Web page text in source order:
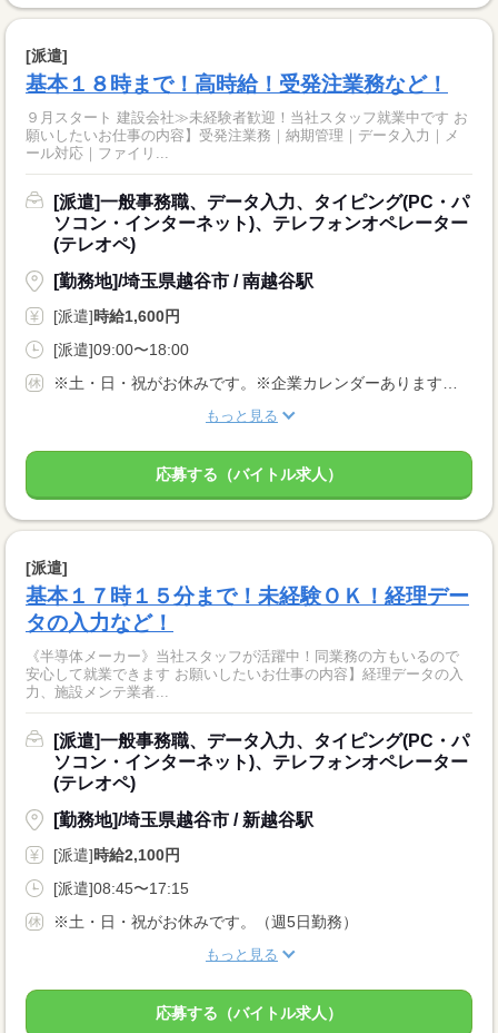
[派遣]
基本１８時まで！高時給！受発注業務など！
９月スタート 建設会社≫未経験者歓迎！当社スタッフ就業中です お
願いしたいお仕事の内容】受発注業務｜納期管理｜データ入力｜メ
ール対応｜ファイリ...
[派遣]一般事務職、データ入力、タイピング(PC・パ
ソコン・インターネット)、テレフォンオペレーター
(テレオペ)
[勤務地]/埼玉県越谷市 / 南越谷駅
[派遣]時給1,600円
[派遣]09:00〜18:00
※土・日・祝がお休みです。※企業カレンダーあります。（週5日勤務）
もっと見る
応募する（バイトル求人）
[派遣]
基本１７時１５分まで！未経験ＯＫ！経理デー
タの入力など！
《半導体メーカー》当社スタッフが活躍中！同業務の方もいるので
安心して就業できます お願いしたいお仕事の内容】経理データの入
力、施設メンテ業者...
[派遣]一般事務職、データ入力、タイピング(PC・パ
ソコン・インターネット)、テレフォンオペレーター
(テレオペ)
[勤務地]/埼玉県越谷市 / 新越谷駅
[派遣]時給2,100円
[派遣]08:45〜17:15
※土・日・祝がお休みです。（週5日勤務）
もっと見る
応募する（バイトル求人）